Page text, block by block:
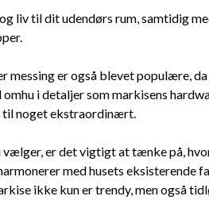
liv til dit udendørs rum, samtidig
messing er også blevet populære,
i detaljer som markisens
til noget ekstraordinært.
er det vigtigt at tænke på,
med husets eksisterende
ikke kun er trendy, men også